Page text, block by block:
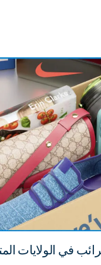
في الولايات